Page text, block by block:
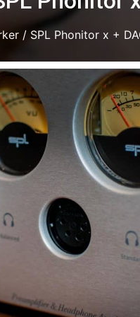
/ SPL Phonitor x +